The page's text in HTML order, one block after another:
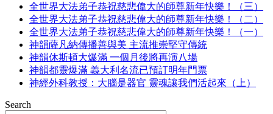
全世界大法弟子恭祝慈悲偉大的師尊新年快樂！（三）
全世界大法弟子恭祝慈悲偉大的師尊新年快樂！（二）
全世界大法弟子恭祝慈悲偉大的師尊新年快樂！（一）
神韻薩凡納傳播善與美 主流推崇堅守傳統
神韻休斯頓大爆滿 一個月後將再演八場
神韻都靈爆滿 義大利名流已預訂明年門票
神經外科教授：大腦是器官 靈魂讓我們活起來（上）
Search